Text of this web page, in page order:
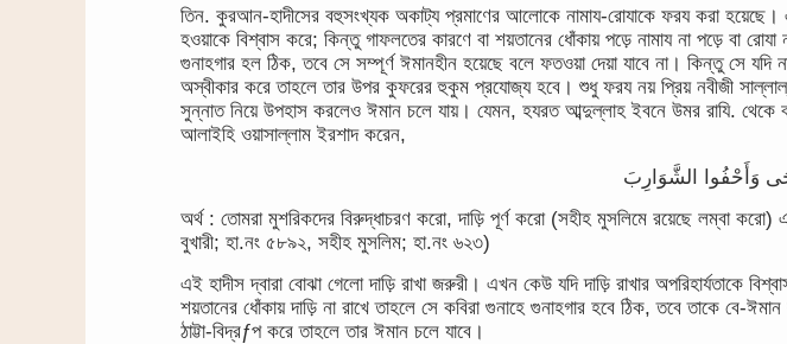
তিন. কুরআন-হাদীসের বহুসংখ্যক অকাট্য প্রমাণের আলোকে নামায-রোযাকে ফরয করা হয়েছে।
হওয়াকে বিশ্বাস করে; কিন্তু গাফলতের কারণে বা শয়তানের ধোঁকায় পড়ে নামায না পড়ে বা রোযা
গুনাহগার হল ঠিক, তবে সে সম্পূর্ণ ঈমানহীন হয়েছে বলে ফতওয়া দেয়া যাবে না। কিন্তু সে যদি
অস্বীকার করে তাহলে তার উপর কুফরের হুকুম প্রযোজ্য হবে। শুধু ফরয নয় প্রিয় নবীজী
সুন্নাত নিয়ে উপহাস করলেও ঈমান চলে যায়। যেমন, হযরত আব্দুল্লাহ ইবনে উমর রাযি. থেকে
আলাইহি ওয়াসাল্লাম ইরশাদ করেন,
وَأَحْفُوا الشَّوَارِبَ
অর্থ : তোমরা মুশরিকদের বিরুদ্ধাচরণ করো, দাড়ি পূর্ণ করো (সহীহ মুসলিমে রয়েছে লম্বা
বুখারী; হা.নং ৫৮৯২, সহীহ মুসলিম; হা.নং ৬২৩)
এই হাদীস দ্বারা বোঝা গেলো দাড়ি রাখা জরুরী। এখন কেউ যদি দাড়ি রাখার অপরিহার্যতাকে
শয়তানের ধোঁকায় দাড়ি না রাখে তাহলে সে কবিরা গুনাহে গুনাহগার হবে ঠিক, তবে তাকে বে-ঈমান
ঠাট্টা-বিদ্রƒপ করে তাহলে তার ঈমান চলে যাবে।